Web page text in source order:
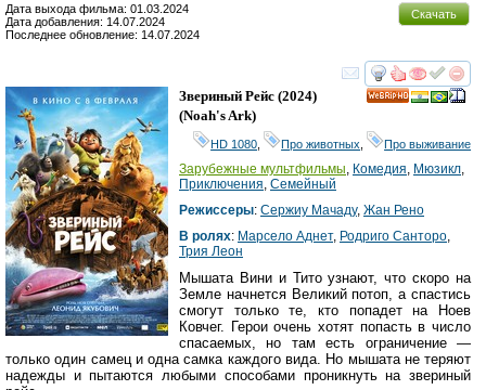
Скачать
Дата выхода фильма: 01.03.2024
Дата добавления: 14.07.2024
Последнее обновление: 14.07.2024
смотреть
Звериный Рейс (2024)
(Noah's Ark)
HD 1080 Про животных Про выживание
Зарубежные мультфильмы Комедия Мюзикл
Приключения Семейный
Режиссеры: Сержиу Мачаду, Жан Рено
В ролях: Марсело Аднет, Родриго Санторо
Трия Леон
Мышата Вини и Тито узнают, что скоро на
Земле начнется Великий потоп, а спастись
смогут только те, кто попадет на Ноев
Ковчег. Герои очень хотят попасть в число
спасаемых, но там есть ограничение —
только один самец и одна самка каждого вида. Но мышата не теряют
надежды и пытаются любыми способами проникнуть на звериный